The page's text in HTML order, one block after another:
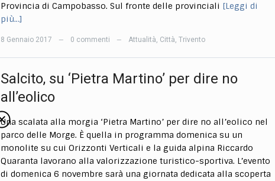
Provincia di Campobasso. Sul fronte delle provinciali [Leggi di
più…]
8 Gennaio 2017 — 0 commenti — Attualità, Città, Trivento
Salcito, su ‘Pietra Martino’ per dire no
all’eolico
Una scalata alla morgia ‘Pietra Martino’ per dire no all’eolico nel
parco delle Morge. È quella in programma domenica su un
monolite su cui Orizzonti Verticali e la guida alpina Riccardo
Quaranta lavorano alla valorizzazione turistico-sportiva. L’evento
di domenica 6 novembre sarà una giornata dedicata alla scoperta